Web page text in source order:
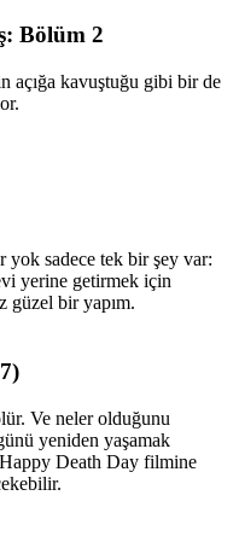
Bölüm 2
açığa kavuştuğu gibi bir de
yok sadece tek bir şey var:
yerine getirmek için
güzel bir yapım.
Ve neler olduğunu
yeniden yaşamak
Death Day filmine